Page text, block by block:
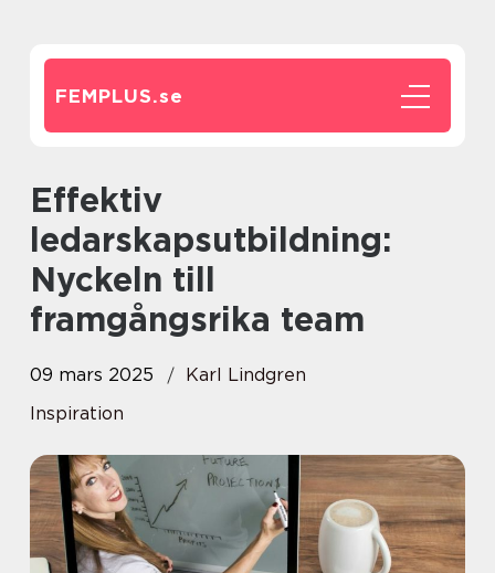
FEMPLUS.se
Effektiv
ledarskapsutbildning:
Nyckeln till
framgångsrika team
09 mars 2025
Karl Lindgren
Inspiration